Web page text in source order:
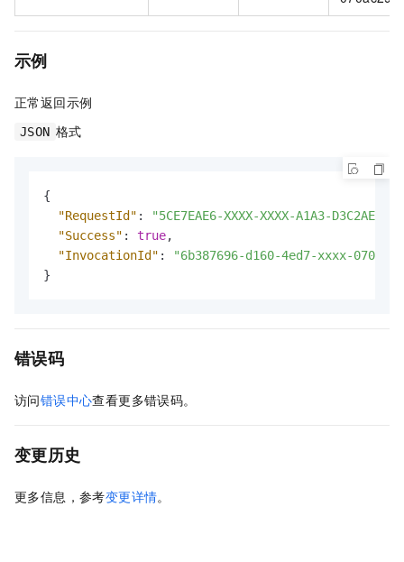
示例
正常返回示例
JSON 格式
{
"RequestId" :
"5CE7EAE6-XXXX-XXXX-A1A3-
"Success" : true,
"InvocationId" :
"6b387696-d160-4ed7-xxxx-
}
错误码
访问错误中心查看更多错误码。
变更历史
更多信息，参考变更详情。